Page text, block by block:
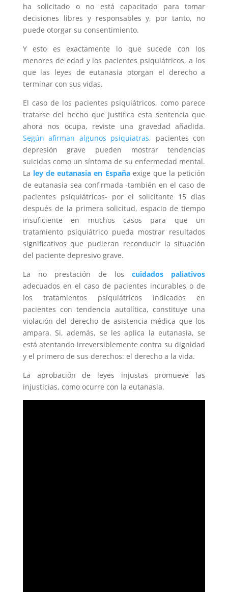
ha solicitado o no está capacitado para tomar
decisiones libres y responsables y, por tanto, no
puede otorgar su consentimiento.
Y esto es exactamente lo que sucede con los
menores de edad y los pacientes psiquiátricos,a los
que las leyes de eutanasia otorgan el derecho a
terminar con sus vidas.
El caso de los pacientes psiquiátricos, como parece
tratarse del hecho que justifica esta sentencia que
ahora nos ocupa, reviste una gravedad añadida.
Según afirman algunos psiquiatras, pacientes con
depresión grave pueden mostrar tendencias
suicidas como un síntoma de su enfermedad mental.
La ley de eutanasia en Españaexige que la petición
de eutanasia sea confirmada -también en el caso de
pacientes psiquiátricos- por el solicitante 15 días
después de la primera solicitud, espacio de tiempo
insuficiente en muchos casos para que un
tratamiento psiquiátrico pueda mostrar resultados
significativos que pudieran reconducir la situación
del paciente depresivo grave.
La no prestación de loscuidados paliativos
adecuados en el caso de pacientes incurables o de
los tratamientos psiquiátricos indicados en
pacientes con tendencia autolítica, constituye una
violación del derecho de asistencia médica que los
ampara. Si, además, se les aplica la eutanasia, se
está atentando irreversiblemente contra su dignidad
y el primero de sus derechos: el derecho a la vida.
La aprobación de leyes injustas promueve las
injusticias, como ocurre con la eutanasia.